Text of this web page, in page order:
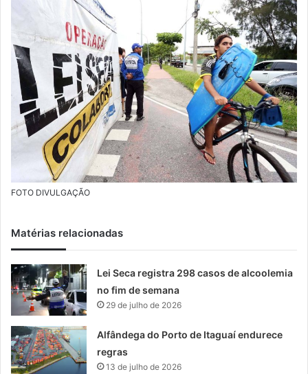
FOTO DIVULGAÇÃO
Matérias relacionadas
Lei Seca registra 298 casos de alcoolemia
no fim de semana
29 de julho de 2026
Alfândega do Porto de Itaguaí endurece
regras
13 de julho de 2026